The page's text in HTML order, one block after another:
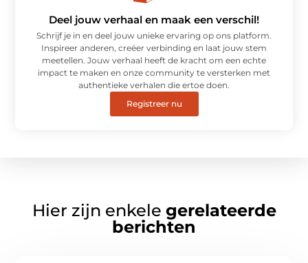
Deel jouw verhaal en maak een verschil!
Schrijf je in en deel jouw unieke ervaring op ons platform.
Inspireer anderen, creëer verbinding en laat jouw stem
meetellen. Jouw verhaal heeft de kracht om een echte
impact te maken en onze community te versterken met
authentieke verhalen die ertoe doen.
Registreer nu
Hier zijn enkele gerelateerde
berichten